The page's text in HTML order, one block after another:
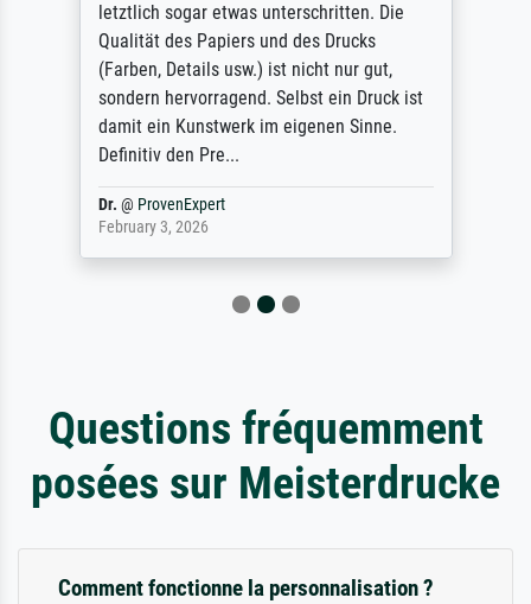
letztlich sogar etwas unterschritten. Die
Qualität des Papiers und des Drucks
(Farben, Details usw.) ist nicht nur gut,
sondern hervorragend. Selbst ein Druck ist
damit ein Kunstwerk im eigenen Sinne.
Definitiv den Pre...
Dr. @ ProvenExpert
February 3, 2026
Questions fréquemment
posées sur Meisterdrucke
Comment fonctionne la personnalisation ?